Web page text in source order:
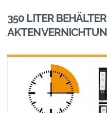
350 LITER